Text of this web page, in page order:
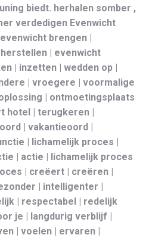
biedt. herhalen somber ,
verdedigen Evenwicht
brengen |
| evenwicht
| inzetten | wedden op |
| vroegere | voormalige
| ontmoetingsplaats
hotel | terugkeren |
| vakantieoord |
| lichamelijk proces |
| actie | lichamelijk proces
| creëert | creëren |
| intelligenter |
| respectabel | redelijk
je | langdurig verblijf |
| voelen | ervaren |